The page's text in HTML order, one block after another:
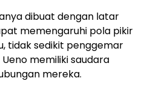
dibuat dengan latar
memengaruhi pola pikir
tidak sedikit penggemar
memiliki saudara
mereka.